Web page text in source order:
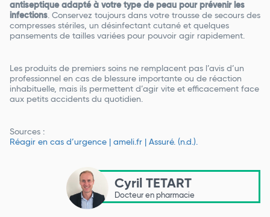
antiseptique adapté à votre type de peau pour prévenir les
infections . Conservez toujours dans votre trousse de secours des
compresses stériles, un désinfectant cutané et quelques
pansements de tailles variées pour pouvoir agir rapidement.
Les produits de premiers soins ne remplacent pas l’avis d’un
professionnel en cas de blessure importante ou de réaction
inhabituelle, mais ils permettent d’agir vite et efficacement face
aux petits accidents du quotidien.
Sources :
Réagir en cas d’urgence | ameli.fr | Assuré. (n.d.).
Cyril TETART
Docteur en pharmacie